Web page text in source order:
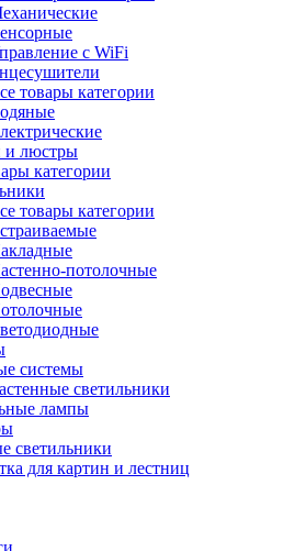
с WiFi
товары категории
и люстры
категории
товары категории
потолочные
системы
светильники
лампы
светильники
для картин и лестниц